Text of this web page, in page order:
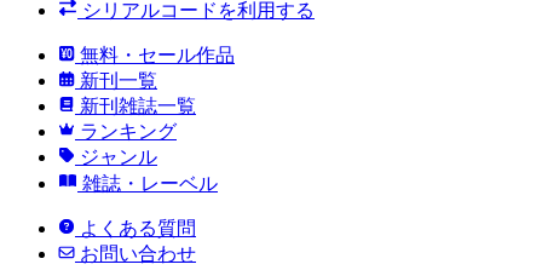
シリアルコードを利用する
無料・セール作品
新刊一覧
新刊雑誌一覧
ランキング
ジャンル
雑誌・レーベル
よくある質問
お問い合わせ